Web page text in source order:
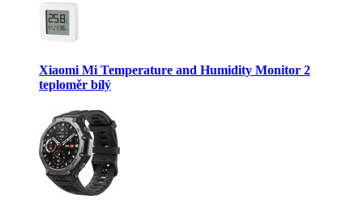
Xiaomi Mi Temperature and Humidity Monitor 2
teploměr bílý